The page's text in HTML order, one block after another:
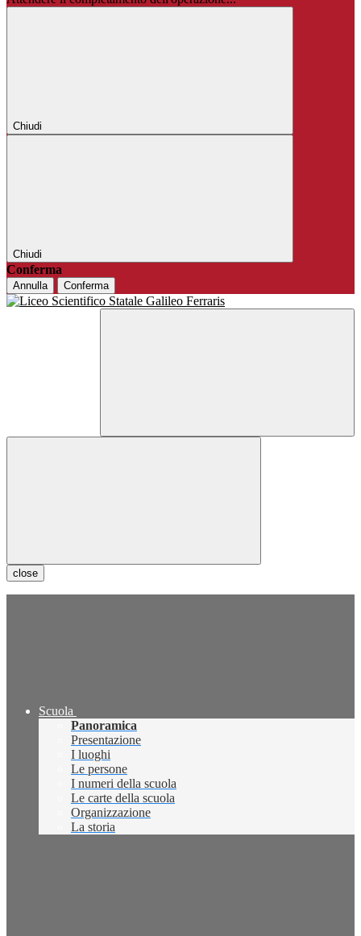
Chiudi
Chiudi
Conferma
Annulla Conferma
close
Scuola
Panoramica
Presentazione
I luoghi
Le persone
I numeri della scuola
Le carte della scuola
Organizzazione
La storia